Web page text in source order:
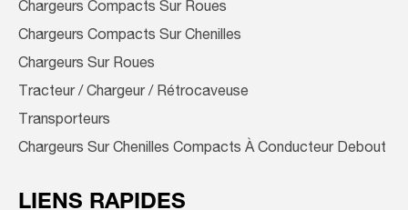
Chargeurs Compacts Sur Roues
Chargeurs Compacts Sur Chenilles
Chargeurs Sur Roues
Tracteur / Chargeur / Rétrocaveuse
Transporteurs
Chargeurs Sur Chenilles Compacts À Conducteur Debout
LIENS RAPIDES